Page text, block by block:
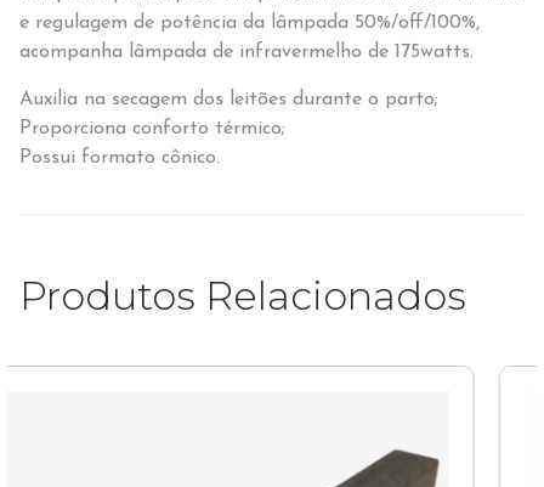
e regulagem de potência da lâmpada 50%/off/100%,
acompanha lâmpada de infravermelho de 175watts.
Auxilia na secagem dos leitões durante o parto;
Proporciona conforto térmico;
Possui formato cônico.
Produtos Relacionados